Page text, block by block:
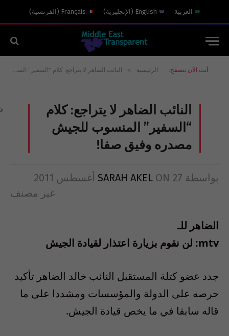
العربية English
( الإنجليزية)
Français
( الفرنسية)
أنت الآن تتصفح: الرئيسية » النائب الضاهر لا يتراجع: كلام “السفير” المنسوب للجيش مصدره وفيق صفا!
النائب الضاهر لا يتراجع: كلام
“السفير” المنسوب للجيش
مصدره وفيق صفا!
بواسطة SARAH AKEL ON 27 أغسطس 2011
غير مصنف
الضاهر للـ
mtv: لن نقوم بزيارة اعتذار لقيادة الجيش
جدد عضو كتلة المستقبل النائب خالد الضاهر تأكيد
حرصه على الدولة والمؤسسات ومشددا على ما
قاله سابقا في ما يخص قيادة الجيش.